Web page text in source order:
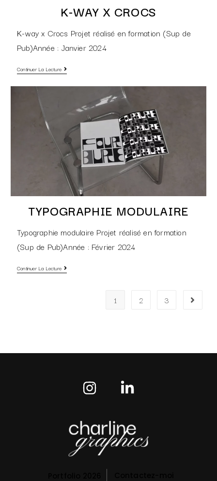
K-WAY X CROCS
K-way x Crocs Projet réalisé en formation (Sup de
Pub)Année : Janvier 2024
Continuer La Lecture
TYPOGRAPHIE MODULAIRE
Typographie modulaire Projet réalisé en formation
(Sup de Pub)Année : Février 2024
Continuer La Lecture
1 2 3